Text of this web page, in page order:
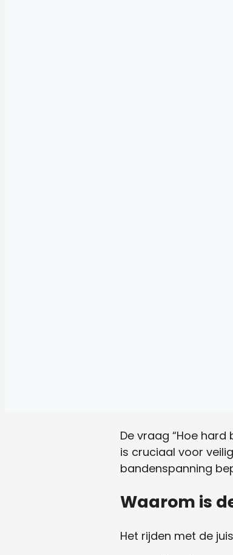
De vraag “Hoe
is cruciaal voor
bandenspanning
Waarom is
Het rijden met de